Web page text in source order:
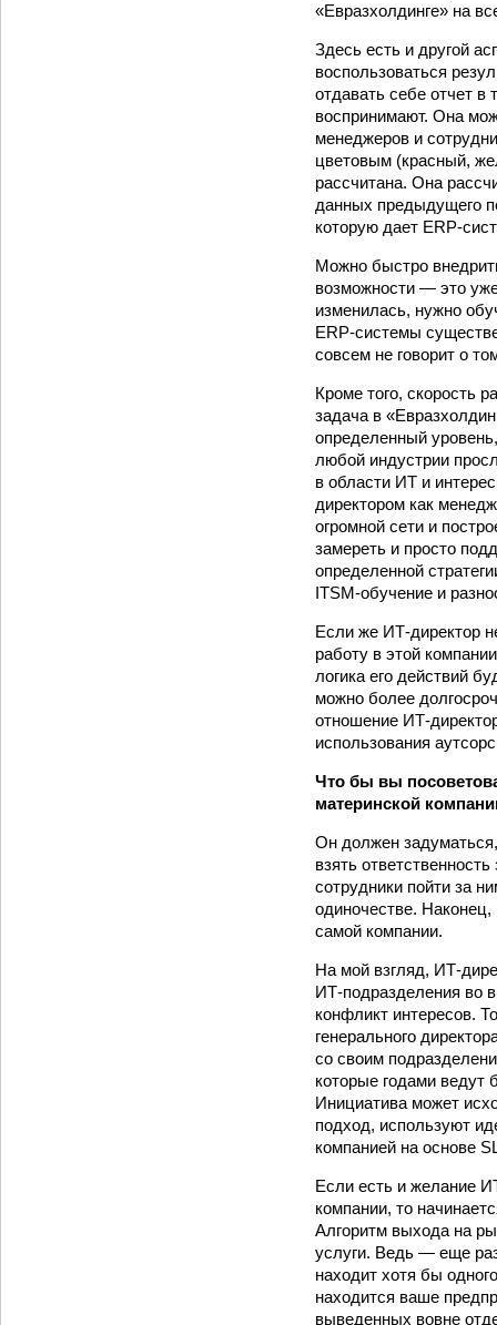
«Евразхолдинге» на
Здесь есть и другой
воспользоваться
отдавать себе отчет
воспринимают. Она
менеджеров и
цветовым (красный,
рассчитана. Она
данных предыдущего
которую дает ERP-
Можно быстро
возможности — это
изменилась, нужно
ERP-системы
совсем не говорит о
Кроме того, скорость
задача в
определенный
любой индустрии
в области ИТ и
директором как
огромной сети и
замереть и просто
определенной
ITSM-обучение и
Если же ИТ-директор
работу в этой
логика его действий
можно более
отношение ИТ-
использования
Что бы вы
материнской
Он должен задуматься,
взять
сотрудники пойти за
одиночестве.
самой компании.
На мой взгляд, ИТ-
ИТ-подразделения во
конфликт интересов.
генерального
со своим
которые годами ведут
Инициатива может
подход, используют
компанией на основе
Если есть и желание
компании, то
Алгоритм выхода на
услуги. Ведь — еще
находит хотя бы
находится ваше
выведенных вовне